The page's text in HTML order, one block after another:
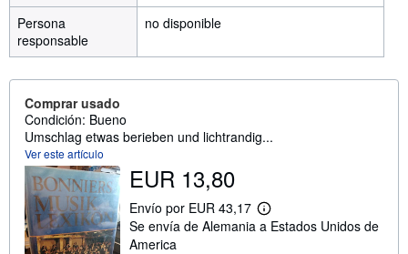
Persona
responsable
no disponible
Comprar usado
Condición: Bueno
Umschlag etwas berieben und lichtrandig...
Ver este artículo
EUR 13,80
Envío por EUR 43,17
M
á
Se envía de Alemania a Estados Unidos de
America